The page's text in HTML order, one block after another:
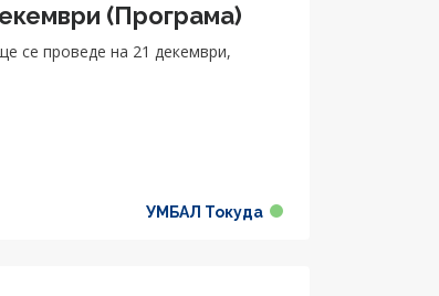
(Програма)
се проведе на 21 декември,
УМБАЛ Токуда